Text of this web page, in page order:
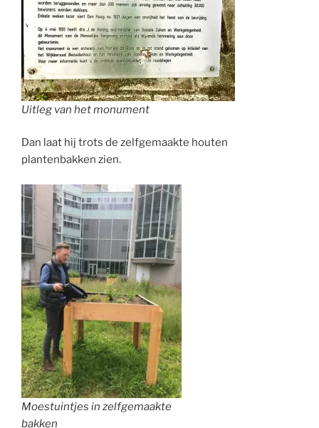
Uitleg van het monument
Dan laat hij trots de zelfgemaakte houten
plantenbakken zien.
Moestuintjes in zelfgemaakte
bakken